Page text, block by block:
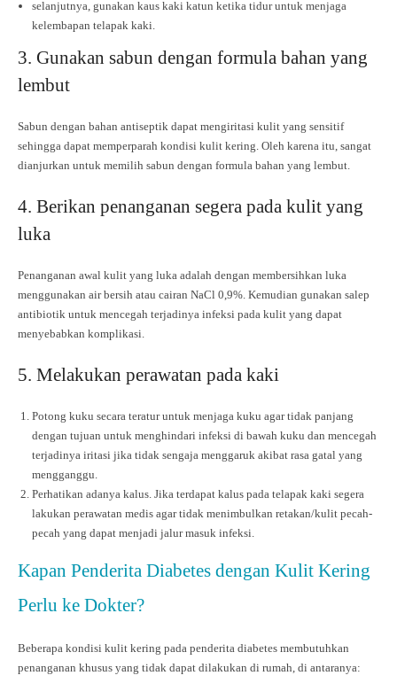
selanjutnya, gunakan kaus kaki katun ketika tidur untuk menjaga
kelembapan telapak kaki.
3. Gunakan sabun dengan formula bahan yang
lembut
Sabun dengan bahan antiseptik dapat mengiritasi kulit yang sensitif
sehingga dapat memperparah kondisi kulit kering. Oleh karena itu, sangat
dianjurkan untuk memilih sabun dengan formula bahan yang lembut.
4. Berikan penanganan segera pada kulit yang
luka
Penanganan awal kulit yang luka adalah dengan membersihkan luka
menggunakan air bersih atau cairan NaCl 0,9%. Kemudian gunakan salep
antibiotik untuk mencegah terjadinya infeksi pada kulit yang dapat
menyebabkan komplikasi.
5. Melakukan perawatan pada kaki
Potong kuku secara teratur untuk menjaga kuku agar tidak panjang
dengan tujuan untuk menghindari infeksi di bawah kuku dan mencegah
terjadinya iritasi jika tidak sengaja menggaruk akibat rasa gatal yang
mengganggu.
Perhatikan adanya kalus. Jika terdapat kalus pada telapak kaki segera
lakukan perawatan medis agar tidak menimbulkan retakan/kulit pecah-
pecah yang dapat menjadi jalur masuk infeksi.
Kapan Penderita Diabetes dengan Kulit Kering
Perlu ke Dokter?
Beberapa kondisi kulit kering pada penderita diabetes membutuhkan
penanganan khusus yang tidak dapat dilakukan di rumah, di antaranya: